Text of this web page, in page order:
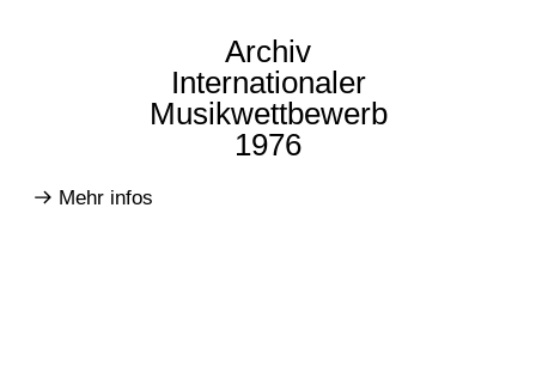
Archiv
Internationaler
Musikwettbewerb
1976
Mehr infos